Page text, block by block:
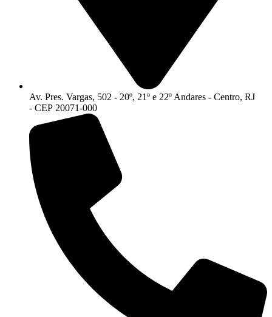
Av. Pres. Vargas, 502 - 20º, 21º e 22º Andares - Centro, RJ
- CEP 20071-000